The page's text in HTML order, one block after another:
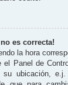
es correcta!
la hora
Panel de
ubicación,